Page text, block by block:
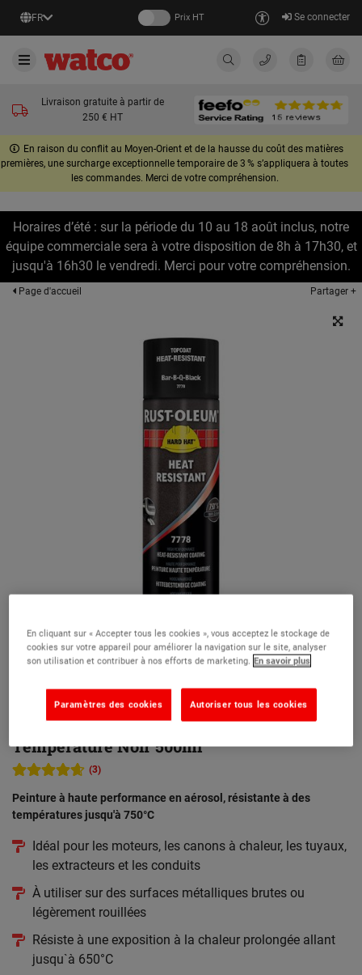
FR Prix HT Se connecter
Livraison gratuite à partir de
250 € HT
En raison du conflit au Moyen-Orient et de la hausse du coût des matières
premières, une surcharge exceptionnelle temporaire de 3 % s’appliquera à toutes
les commandes. Merci de votre compréhension.
Horaires d’été : sur la période du 10 au 18 août inclus, notre
équipe commerciale sera à votre disposition de 8h à 17h30, et
jusqu'à 16h30 le vendredi. Merci pour votre compréhension.
Page d'accueil Partager +
Rust-Oleum Hard Hat Peinture Haute
Température Noir 500ml
(3)
Peinture à haute performance en aérosol, résistante à des
températures jusqu'à 750°C
Idéal pour les moteurs, les canons à chaleur, les tuyaux,
les extracteurs et les conduits
À utiliser sur des surfaces métalliques brutes ou
légèrement rouillées
Résiste à une exposition à la chaleur prolongée allant
jusqu`à 650°C
En cliquant sur « Accepter tous les cookies », vous acceptez le stockage de
cookies sur votre appareil pour améliorer la navigation sur le site, analyser
son utilisation et contribuer à nos efforts de marketing. En savoir plus
Autoriser tous les cookies
Paramètres des cookies